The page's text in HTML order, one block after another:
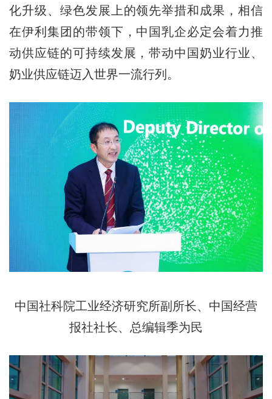
化升级、绿色发展上的领先举措和成果，相信
在伊利集团的带领下，中国乳企必定会着力推
动供应链的可持续发展，带动中国奶业行业、
奶业供应链迈入世界一流行列。
中国社科院工业经济研究所副所长、中国经营
报社社长、总编辑季为民